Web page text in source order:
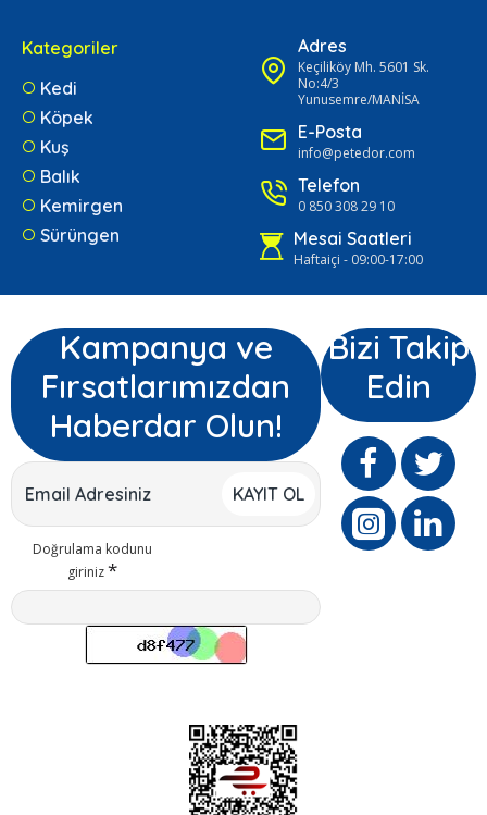
Kategoriler
Kedi
Köpek
Kuş
Balık
Kemirgen
Sürüngen
Adres
Keçiliköy Mh. 5601 Sk.
No:4/3
Yunusemre/MANİSA
E-Posta
info@petedor.com
Telefon
0 850 308 29 10
Mesai Saatleri
Haftaiçi - 09:00-17:00
Kampanya ve
Fırsatlarımızdan
Haberdar Olun!
KAYIT OL
Doğrulama kodunu
giriniz
Bizi Takip
Edin